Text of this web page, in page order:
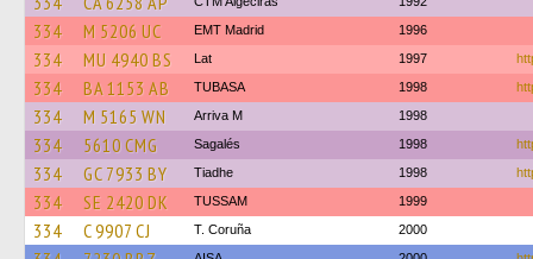
334 M 5206 UC EMT Madrid 1996
334 MU 4940 BS Lat 1997
334 BA 1153 AB TUBASA 1998
334 M 5165 WN Arriva M 1998
334 5610 CMG Sagalés 1998
334 GC 7933 BY Tiadhe 1998
334 SE 2420 DK TUSSAM 1999
334 C 9907 CJ T. Coruña 2000